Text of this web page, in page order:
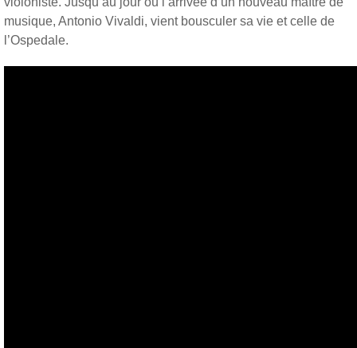
musique, Antonio Vivaldi, vient bousculer sa vie et celle de
l’Ospedale.